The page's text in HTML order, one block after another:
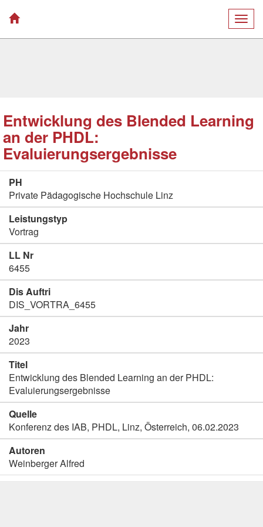
Entwicklung des Blended Learning
an der PHDL:
Evaluierungsergebnisse
PH
Private Pädagogische Hochschule Linz
Leistungstyp
Vortrag
LL Nr
6455
Dis Auftri
DIS_VORTRA_6455
Jahr
2023
Titel
Entwicklung des Blended Learning an der PHDL:
Evaluierungsergebnisse
Quelle
Konferenz des IAB, PHDL, Linz, Österreich, 06.02.2023
Autoren
Weinberger Alfred